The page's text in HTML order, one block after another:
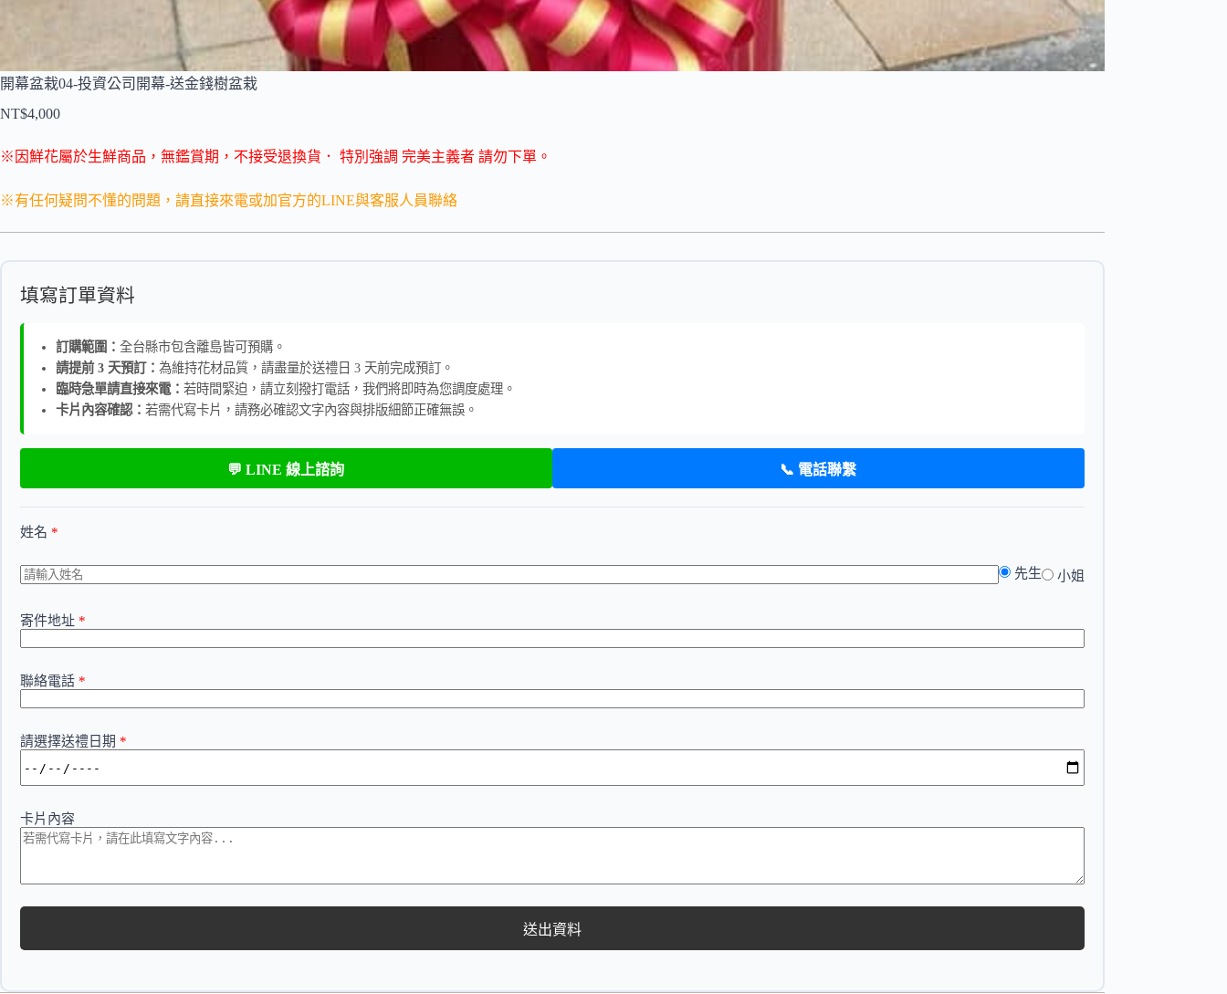
開幕盆栽04-投資公司開幕-送金錢樹盆栽
NT$4,000
※因鮮花屬於生鮮商品，無鑑賞期，不接受退換貨． 特別強調 完美主義者 請勿下單。
※有任何疑問不懂的問題，請直接來電或加官方的LINE與客服人員聯絡
填寫訂單資料
訂購範圍： 全台縣市包含離島皆可預購。
請提前 3 天預訂： 為維持花材品質，請盡量於送禮日 3 天前完成預訂。
臨時急單請直接來電： 若時間緊迫，請立刻撥打電話，我們將即時為您調度處理。
卡片內容確認： 若需代寫卡片，請務必確認文字內容與排版細節正確無誤。
💬 LINE 線上諮詢 📞 電話聯繫
姓名 *
先生 小姐
寄件地址 *
聯絡電話 *
請選擇送禮日期 *
卡片內容
送出資料